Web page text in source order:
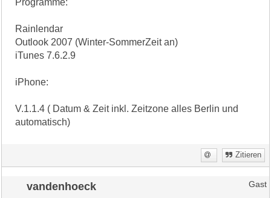
Rainlendar
Outlook 2007 (Winter-SommerZeit an)
iTunes 7.6.2.9
iPhone:
V.1.1.4 ( Datum & Zeit inkl. Zeitzone alles Berlin und
automatisch)
Zitieren
vandenhoeck Gast